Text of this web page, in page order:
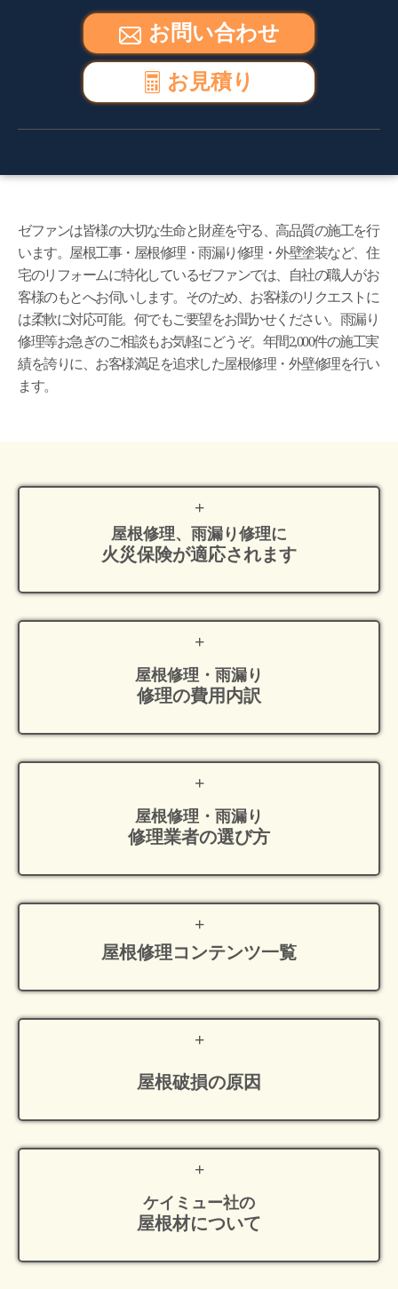
お問い合わせ
お見積り
ゼファンは皆様の大切な生命と財産を守る、高品質の施工を行
います。屋根工事・屋根修理・雨漏り修理・外壁塗装など、住
宅のリフォームに特化しているゼファンでは、自社の職人がお
客様のもとへお伺いします。そのため、お客様のリクエストに
は柔軟に対応可能。何でもご要望をお聞かせください。雨漏り
修理等お急ぎのご相談もお気軽にどうぞ。年間2,000件の施工実
績を誇りに、お客様満足を追求した屋根修理・外壁修理を行い
ます。
屋根修理、雨漏り修理に
火災保険が適応されます
屋根修理・雨漏り
修理の費用内訳
屋根修理・雨漏り
修理業者の選び方
屋根修理コンテンツ一覧
屋根破損の原因
ケイミュー社の
屋根材について